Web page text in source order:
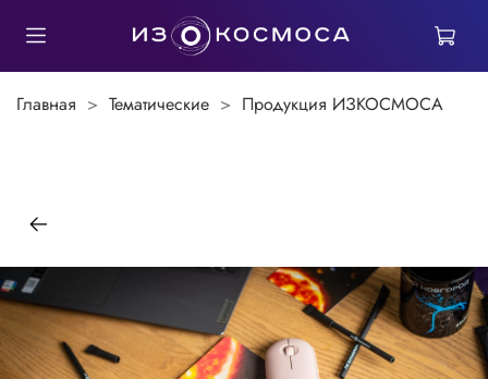
Главная Тематические Продукция ИЗКОСМОСА